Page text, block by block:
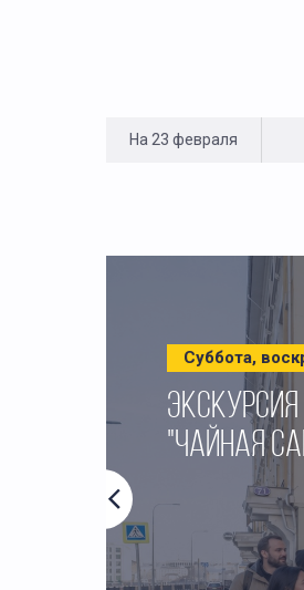
На 23 февраля
Суббота,
"ЧАЙНАЯ